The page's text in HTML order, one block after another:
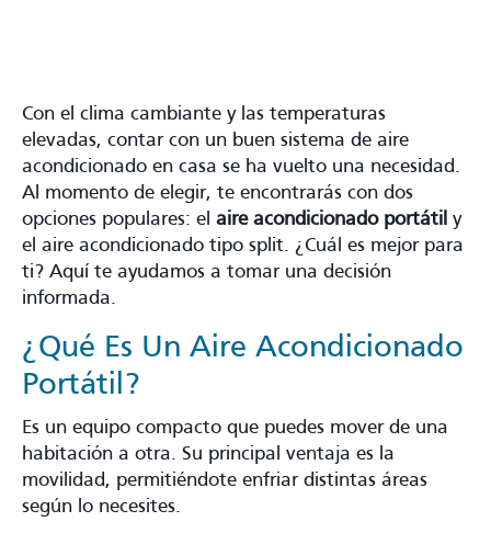
Con el clima cambiante y las temperaturas
elevadas, contar con un buen sistema de aire
acondicionado en casa se ha vuelto una necesidad.
Al momento de elegir, te encontrarás con dos
opciones populares: el aire acondicionado portátil y
el aire acondicionado tipo split. ¿Cuál es mejor para
ti? Aquí te ayudamos a tomar una decisión
informada.
¿Qué Es Un Aire Acondicionado
Portátil?
Es un equipo compacto que puedes mover de una
habitación a otra. Su principal ventaja es la
movilidad, permitiéndote enfriar distintas áreas
según lo necesites.